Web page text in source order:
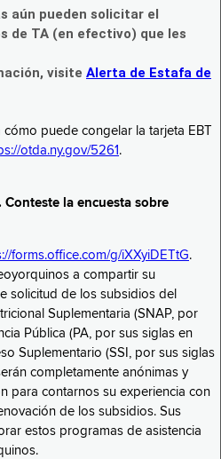
aún pueden solicitar el
de TA (en efectivo) que les
visite Alerta de Estafa de
puede congelar la tarjeta EBT
otda.ny.gov/5261 .
la encuesta sobre
forms.office.com/g/iXXyiDETtG.
a compartir su
solicitud de los subsidios del
Suplementaria (SNAP, por
Pública (PA, por sus siglas en
Suplementario (SSI, por sus siglas
completamente anónimas y
para contarnos su experiencia con
de los subsidios. Sus
estos programas de asistencia